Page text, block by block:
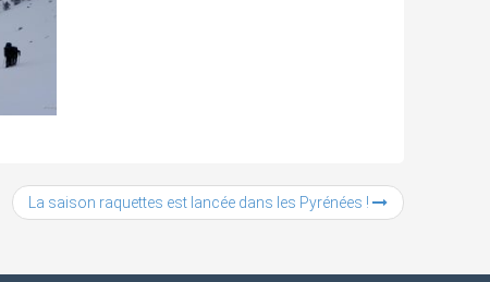
La saison raquettes est lancée dans les Pyrénées !